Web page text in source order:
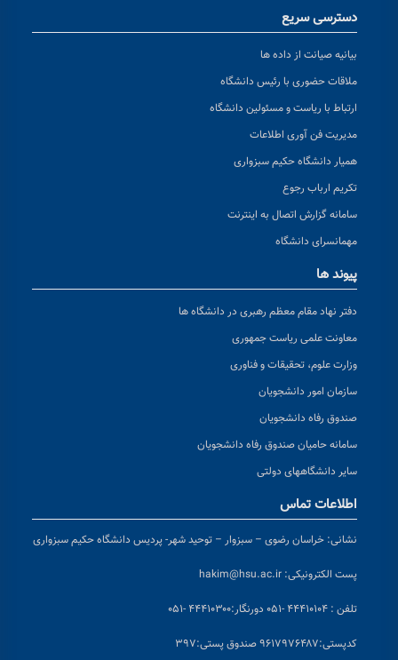
دسترسی سریع
بیانیه صیانت از داده ها
ملاقات حضوری با رئیس دانشگاه
ارتباط با ریاست و مسئولین دانشگاه
مدیریت فن آوری اطلاعات
همیار دانشگاه حکیم سبزواری
تکریم ارباب رجوع
سامانه گزارش اتصال به اینترنت
مهمانسرای دانشگاه
پیوند ها
دفتر نهاد مقام معظم رهبری در دانشگاه ها
معاونت علمی ریاست جمهوری
وزارت علوم، تحقیقات و فناوری
سازمان امور دانشجویان
صندوق رفاه دانشجویان
سامانه حامیان صندوق رفاه دانشجویان
سایر دانشگاههای دولتی
اطلاعات تماس
نشانی: خراسان رضوی – سبزوار – توحید شهر- پردیس دانشگاه حکیم سبزواری
پست الکترونیکی: hakim@hsu.ac.ir
تلفن : ۴۴۴۱۰۱۰۴ -۰۵۱ دورنگار:۴۴۴۱۰۳۰۰ -۰۵۱
کدپستی:۹۶۱۷۹۷۶۴۸۷ صندوق پستی:۳۹۷